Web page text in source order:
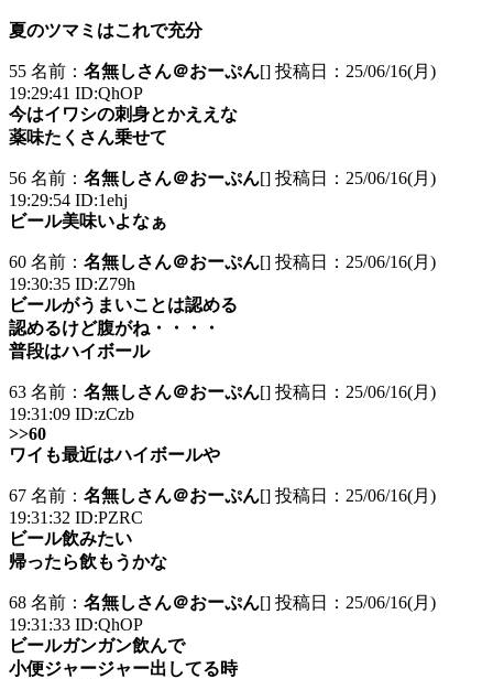
夏のツマミはこれで充分
55 名前： 名無しさん＠おーぷん[] 投稿日：25/06/16(月)
19:29:41 ID:QhOP
今はイワシの刺身とかええな
薬味たくさん乗せて
56 名前： 名無しさん＠おーぷん[] 投稿日：25/06/16(月)
19:29:54 ID:1ehj
ビール美味いよなぁ
60 名前： 名無しさん＠おーぷん[] 投稿日：25/06/16(月)
19:30:35 ID:Z79h
ビールがうまいことは認める
認めるけど腹がね・・・・
普段はハイボール
63 名前： 名無しさん＠おーぷん[] 投稿日：25/06/16(月)
19:31:09 ID:zCzb
>>60
ワイも最近はハイボールや
67 名前： 名無しさん＠おーぷん[] 投稿日：25/06/16(月)
19:31:32 ID:PZRC
ビール飲みたい
帰ったら飲もうかな
68 名前： 名無しさん＠おーぷん[] 投稿日：25/06/16(月)
19:31:33 ID:QhOP
ビールガンガン飲んで
小便ジャージャー出してる時